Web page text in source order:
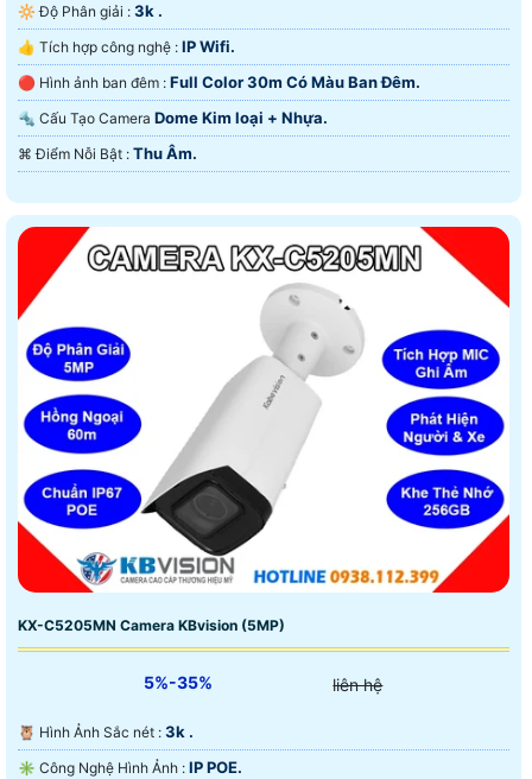
🔆 Độ Phân giải : 3k .
👍 Tích hợp công nghệ : IP Wifi.
🔴 Hình ảnh ban đêm : Full Color 30m Có Màu Ban Ðêm.
🔩 Cấu Tạo Camera Dome Kim loại + Nhựa.
️⌘ Điểm Nỗi Bật : Thu Âm.
KX-C5205MN Camera KBvision (5MP)
5%-35% liên hệ
🦉 Hình Ảnh Sắc nét : 3k .
✳️ Công Nghệ Hình Ảnh : IP POE.